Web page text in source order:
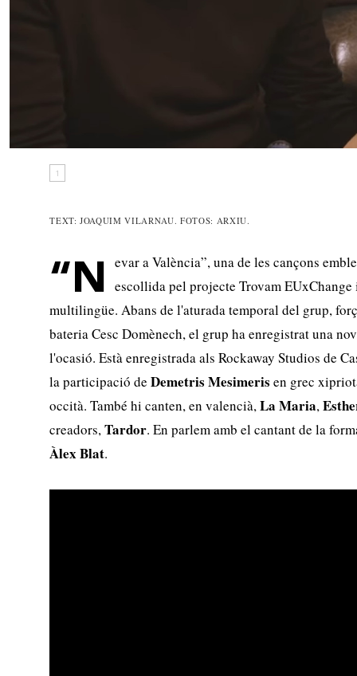
1
TEXT: JOAQUIM VILARNAU. FOTOS: ARXIU.
“N evar a València”, una de les cançons
escollida pel projecte Trovam EUxChange
multilingüe. Abans de l'aturada temporal del grup,
bateria Cesc Domènech, el grup ha enregistrat una
l'ocasió. Està enregistrada als Rockaway Studios de
la participació deDemetris Mesimeris en grec
occità. També hi canten, en valencià,La Maria,
creadors,Tardor. En parlem amb el cantant de la
Àlex Blat.